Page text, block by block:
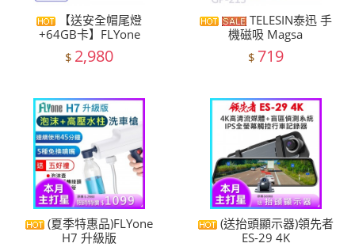
【送安全帽尾燈
+64GB卡】FLYone
$ 2,980
TELESIN泰迅 手
機磁吸 Magsa
$ 719
(夏季特惠品)FLYone
H7 升級版
(送抬頭顯示器)領先者
ES-29 4K